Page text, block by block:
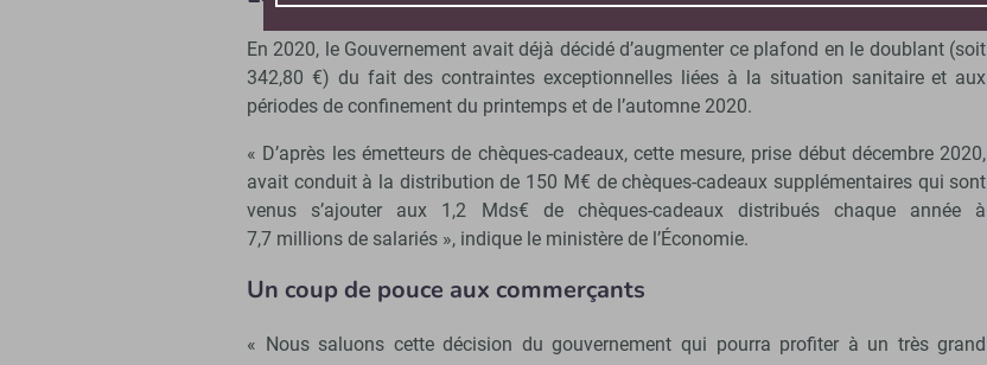
En 2020, le Gouvernement avait déjà décidé d’augmenter ce plafond en le doublant (soit
342,80 €) du fait des contraintes exceptionnelles liées à la situation sanitaire et aux
périodes de confinement du printemps et de l’automne 2020.
« D’après les émetteurs de chèques-cadeaux, cette mesure, prise début décembre 2020,
avait conduit à la distribution de 150 M€ de chèques-cadeaux supplémentaires qui sont
venus s’ajouter aux 1,2 Mds€ de chèques-cadeaux distribués chaque année à
7,7 millions de salariés », indique le ministère de l’Économie.
Un coup de pouce aux commerçants
« Nous saluons cette décision du gouvernement qui pourra profiter à un très grand